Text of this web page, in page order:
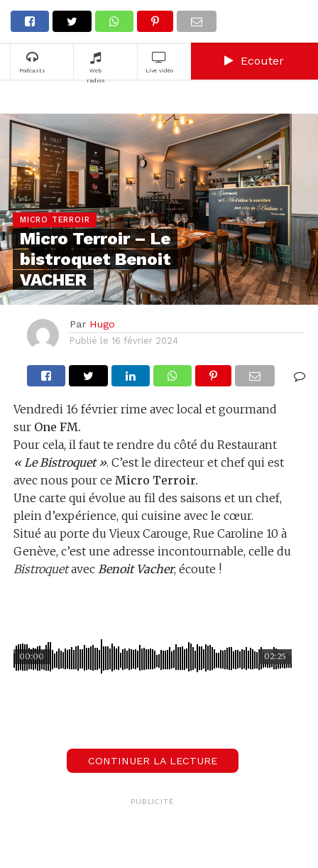
Podcasts
Web
radios
Live vidéo
Ecouter
MICRO TERROIR
Micro Terroir – Le
bistroquet Benoit
VACHER
Par Hugo
Publié le 16 février 2024
Vendredi 16 février rime avec local et gourmand
sur One FM.
Pour cela, il faut te rendre du côté du Restaurant
« Le Bistroquet ». C’est le directeur et chef qui est
avec nous pour ce Micro Terroir.
Une carte qui évolue au fil des saisons et un chef,
plein d’expérience, qui cuisine avec le cœur.
Situé au porte du Vieux Carouge, Rue Caroline 10 à
Genève, c’est une adresse incontournable, celle du
Bistroquetavec Benoit Vacher, écoute !
02:25
00:00
CONTINUER LA LECTURE
PUBLICITÉ